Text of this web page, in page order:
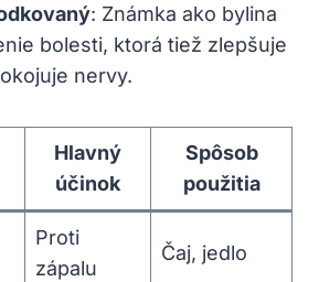
: Známka ako bylina
bolesti,⁢ ktorá tiež zlepšuje
nervy.
Hlavný
účinok
Spôsob
použitia
Proti
zápalu
Čaj, jedlo